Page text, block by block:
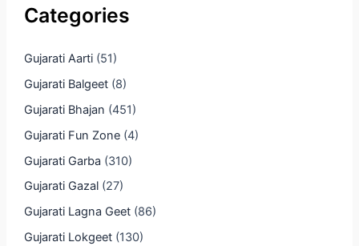
Categories
Gujarati Aarti(51)
Gujarati Balgeet(8)
Gujarati Bhajan (451)
Gujarati Fun Zone(4)
Gujarati Garba (310)
Gujarati Gazal(27)
Gujarati Lagna Geet(86)
Gujarati Lokgeet(130)